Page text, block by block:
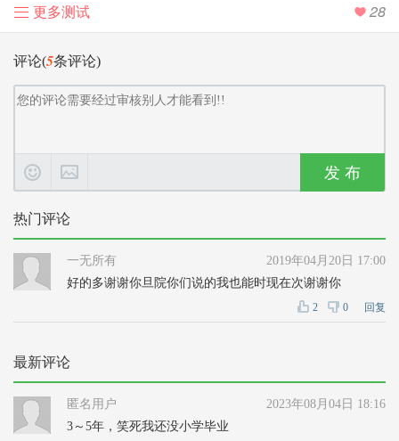
更多测试 28
评论(5条评论)
发 布
热门评论
一无所有
2019年04月20日 17:00
好的多谢谢你旦院你们说的我也能时现在次谢谢你
2 0 回复
最新评论
匿名用户
2023年08月04日 18:16
3～5年，笑死我还没小学毕业